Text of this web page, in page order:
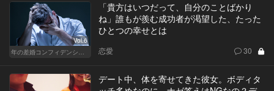
Vol.6
年の差婚コンフィデンシャル
「貴方はいつだって、自分のことばかり
ね」誰もが羨む成功者が渇望した、たった
ひとつの幸せとは
恋愛 30
デート中、体を寄せてきた彼女。ボディタ